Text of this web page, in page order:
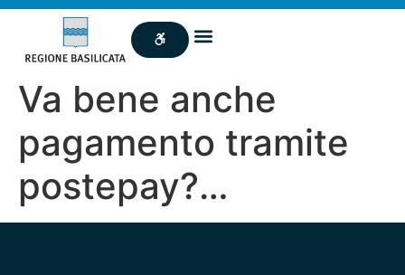
Va bene anche
pagamento tramite
postepay?…